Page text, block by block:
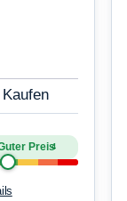
Kaufen
Preis4